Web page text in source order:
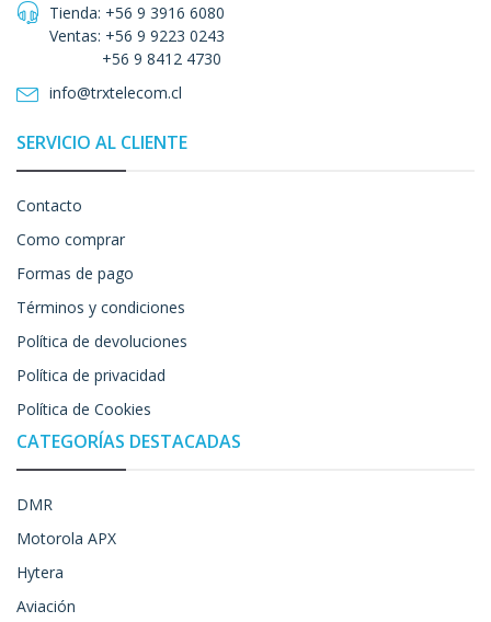
Tienda: +56 9 3916 6080
Ventas: +56 9 9223 0243
+56 9 8412 4730
info@trxtelecom.cl
SERVICIO AL CLIENTE
Contacto
Como comprar
Formas de pago
Términos y condiciones
Política de devoluciones
Política de privacidad
Política de Cookies
CATEGORÍAS DESTACADAS
DMR
Motorola APX
Hytera
Aviación